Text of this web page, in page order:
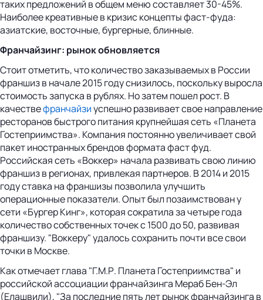
таких предложений в общем меню составляет 30-45%.
Наиболее креативные в кризис концепты фаст-фуда:
азиатские, восточные, бургерные, блинные.
Франчайзинг: рынок обновляется
Стоит отметить, что количество заказываемых в России
франшиз в начале 2015 году снизилось, поскольку выросла
стоимость запуска в рублях. Но затем пошел рост. В
качествефранчайзиуспешно развивает свое направление
ресторанов быстрого питания крупнейшая сеть «Планета
Гостеприимства». Компания постоянно увеличивает свой
пакет иностранных брендов формата фаст фуд.
Российская сеть «Воккер» начала развивать свою линию
франшиз в регионах, привлекая партнеров. В 2014 и 2015
году ставка на франшизы позволила улучшить
операционные показатели. Опыт был позаимствован у
сети «Бургер Кинг», которая сократила за четыре года
количество собственных точек с 1500 до 50, развивая
франшизу. "Воккеру" удалось сохранить почти все свои
точки в Москве.
Как отмечает глава "Г.М.Р. Планета Гостеприимства" и
российской ассоциации франчайзинга Мераб Бен-Эл
(Елашвили), "За последние пять лет рынок франчайзинга в